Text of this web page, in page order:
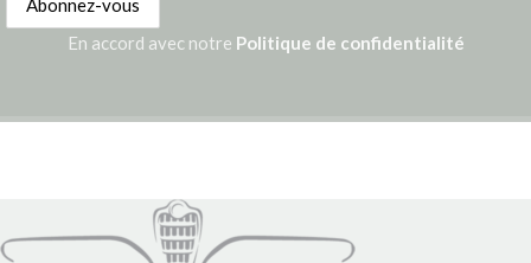
En accord avec notre Politique de confidentialité